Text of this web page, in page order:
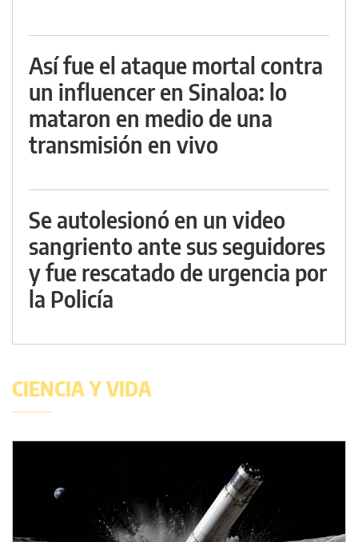
Así fue el ataque mortal contra
un influencer en Sinaloa: lo
mataron en medio de una
transmisión en vivo
Se autolesionó en un video
sangriento ante sus seguidores
y fue rescatado de urgencia por
la Policía
CIENCIA Y VIDA